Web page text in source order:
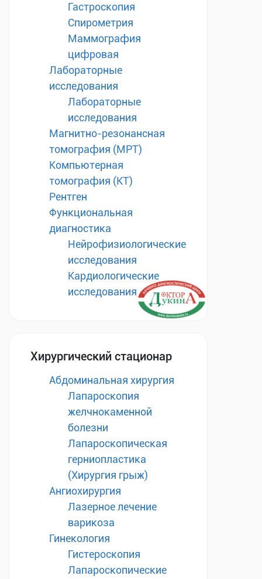
Гастроскопия
Спирометрия
Маммография
цифровая
Лабораторные
исследования
Лабораторные
исследования
Магнитно-резонансная
томография (МРТ)
Компьютерная
томография (КТ)
Рентген
Функциональная
диагностика
Нейрофизиологические
исследования
Кардиологические
исследования
Хирургический стационар
Абдоминальная хирургия
Лапароскопия
желчнокаменной
болезни
Лапароскопическая
герниопластика
(Хирургия грыж)
Ангиохирургия
Лазерное лечение
варикоза
Гинекология
Гистероскопия
Лапароскопические